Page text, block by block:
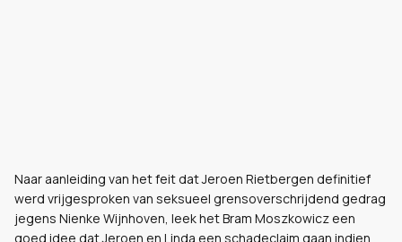
Naar aanleiding van het feit dat Jeroen Rietbergen definitief
werd vrijgesproken van seksueel grensoverschrijdend gedrag
jegens Nienke Wijnhoven, leek het Bram Moszkowicz een
goed idee dat Jeroen en Linda een schadeclaim gaan indien